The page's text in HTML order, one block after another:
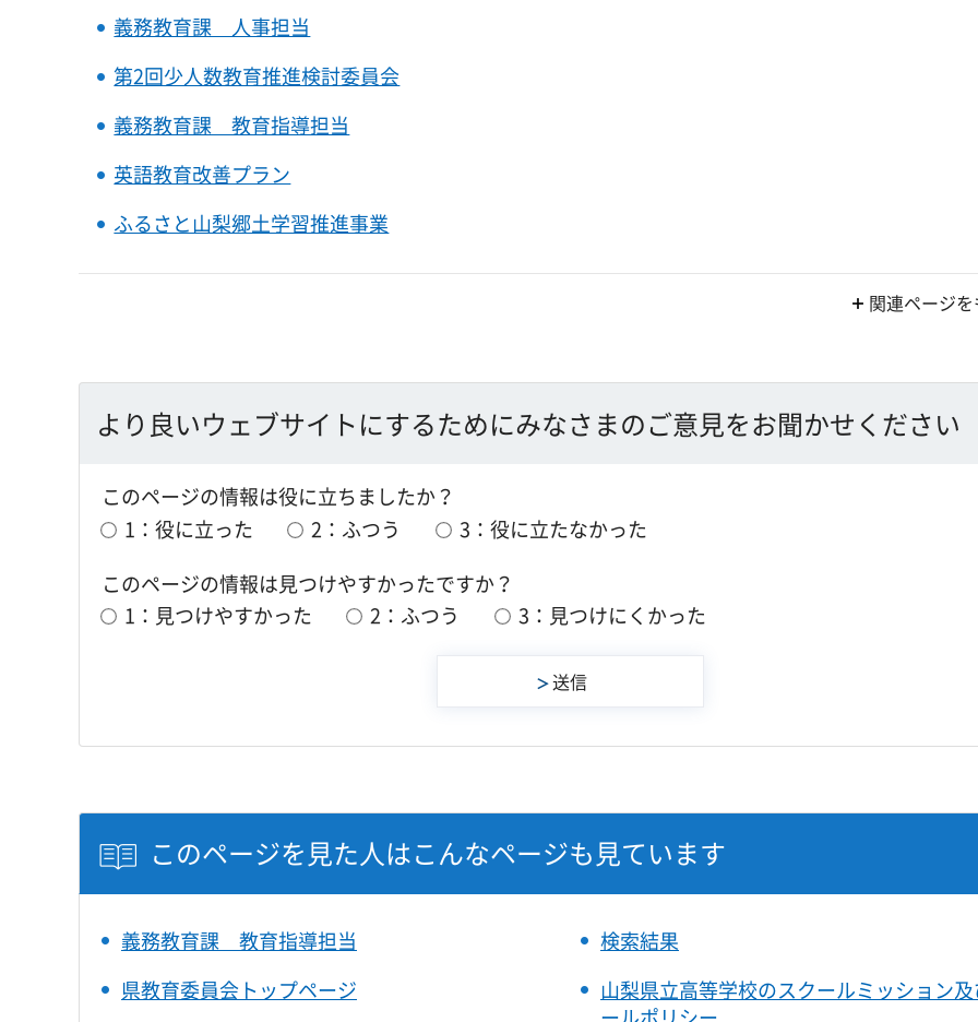
義務教育課 人事担当
第2回少人数教育推進検討委員会
義務教育課 教育指導担当
英語教育改善プラン
ふるさと山梨郷土学習推進事業
関連ページ
より良いウェブサイトにするためにみなさまのご意見をお聞かせください
このページの情報は役に立ちましたか？
1：役に立った
2：ふつう
3：役に立たなかった
このページの情報は見つけやすかったですか？
1：見つけやすかった
2：ふつう 3：見つけにくかった
このページを見た人はこんなページも見ています
義務教育課 教育指導担当
検索結果
県教育委員会トップページ
山梨県立高等学校のスクールミッション